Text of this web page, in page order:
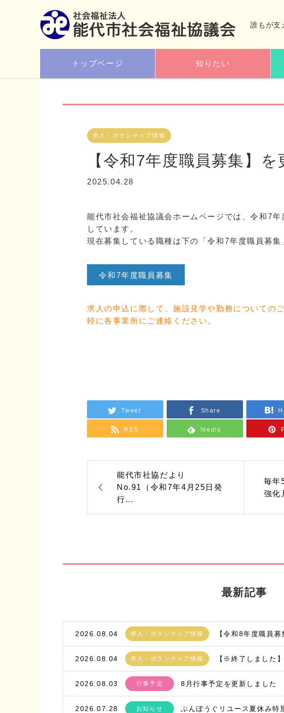
誰もが支
トップページ 知りたい
求人・ボランティア情報
【令和7年度職員募集】
2025.04.28
能代市社会福祉協議会ホームページでは、令和7
しています。
現在募集している職種は下の「令和7年度職員募集
令和7年度職員募集
求人の申込に際して、施設見学や勤務についての
軽に各事業所にご連絡ください。
Tweet Share
RSS feedly
能代市社協だより
No.91（令和7年4月25日発
行...
毎年
強化
最新記事
2026.08.04 求人・ボランティア情報 【令和8年度職員
2026.08.04 求人・ボランティア情報
2026.08.03 行事予定 8月行事予定を更新しました
2026.07.28 お知らせ ぶんぼうぐリユース夏休み特